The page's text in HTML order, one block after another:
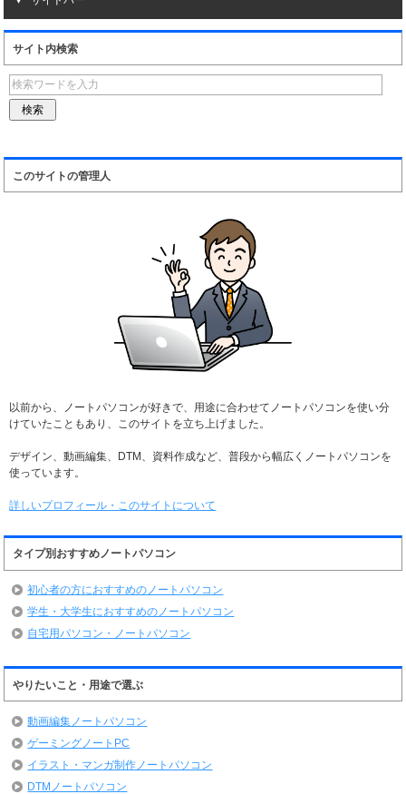
サイト内検索
このサイトの管理人
以前から、ノートパソコンが好きで、用途に合わせてノートパソコンを使い分
けていたこともあり、このサイトを立ち上げました。
デザイン、動画編集、DTM、資料作成など、普段から幅広くノートパソコンを
使っています。
詳しいプロフィール・このサイトについて
タイプ別おすすめノートパソコン
初心者の方におすすめのノートパソコン
学生・大学生におすすめのノートパソコン
自宅用パソコン・ノートパソコン
やりたいこと・用途で選ぶ
動画編集ノートパソコン
ゲーミングノートPC
イラスト・マンガ制作ノートパソコン
DTMノートパソコン